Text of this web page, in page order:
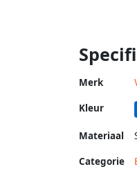
Merk
Kleur
Materiaal
Categorie